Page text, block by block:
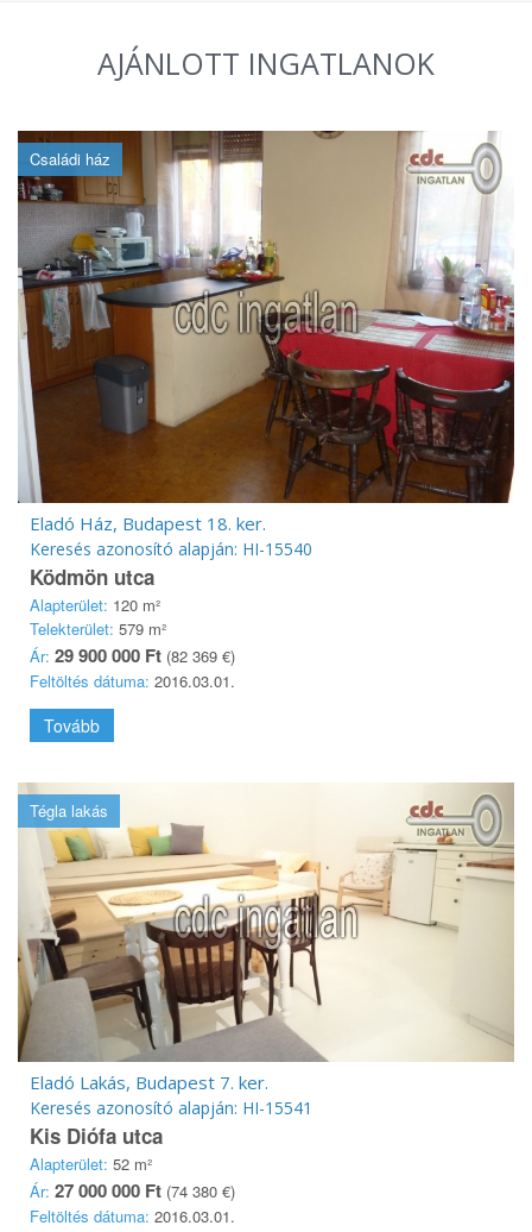
AJÁNLOTT INGATLANOK
Családi ház
Eladó Ház, Budapest 18. ker.
Keresés azonosító alapján: HI-15540
Ködmön utca
Alapterület: 120 m²
Telekterület: 579 m²
Ár: 29 900 000 Ft (82 369 €)
Feltöltés dátuma: 2016.03.01.
Tovább
Tégla lakás
Eladó Lakás, Budapest 7. ker.
Keresés azonosító alapján: HI-15541
Kis Diófa utca
Alapterület: 52 m²
Ár: 27 000 000 Ft (74 380 €)
Feltöltés dátuma: 2016.03.01.